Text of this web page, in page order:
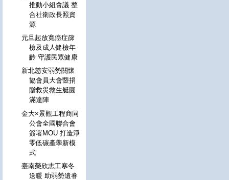
推動小組會議 整
合社衛政長照資
源
元旦起放寬癌症篩
檢及成人健檢年
齡 守護民眾健康
新北慈安弱勢關懷
協會員大會暨捐
贈救災救生艇圓
滿達陣
金大×景觀工程商同
公會全國聯合會
簽署MOU 打造淨
零低碳產學新模
式
臺南榮欣志工寒冬
送暖 助弱勢遺眷